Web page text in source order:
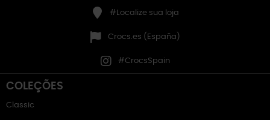
#Localize sua loja
Crocs.es (España)
#CrocsSpain
COLEÇÕES
Classic